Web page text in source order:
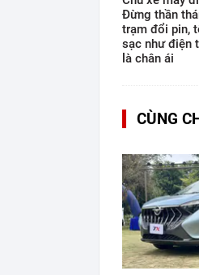
Đừng thần
trạm đổi pin,
sạc như điện
là chân ái
CÙNG